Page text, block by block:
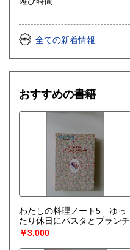
全ての新着情報
おすすめの書籍
わたしの料理ノート5 ゆっ
たり休日にパスタとブランチ
￥3,000